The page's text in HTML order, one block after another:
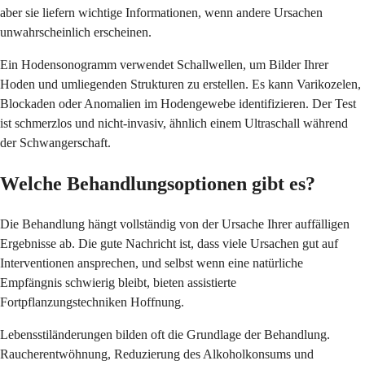
aber sie liefern wichtige Informationen, wenn andere Ursachen
unwahrscheinlich erscheinen.
Ein Hodensonogramm verwendet Schallwellen, um Bilder Ihrer
Hoden und umliegenden Strukturen zu erstellen. Es kann Varikozelen,
Blockaden oder Anomalien im Hodengewebe identifizieren. Der Test
ist schmerzlos und nicht-invasiv, ähnlich einem Ultraschall während
der Schwangerschaft.
Welche Behandlungsoptionen gibt es?
Die Behandlung hängt vollständig von der Ursache Ihrer auffälligen
Ergebnisse ab. Die gute Nachricht ist, dass viele Ursachen gut auf
Interventionen ansprechen, und selbst wenn eine natürliche
Empfängnis schwierig bleibt, bieten assistierte
Fortpflanzungstechniken Hoffnung.
Lebensstiländerungen bilden oft die Grundlage der Behandlung.
Raucherentwöhnung, Reduzierung des Alkoholkonsums und